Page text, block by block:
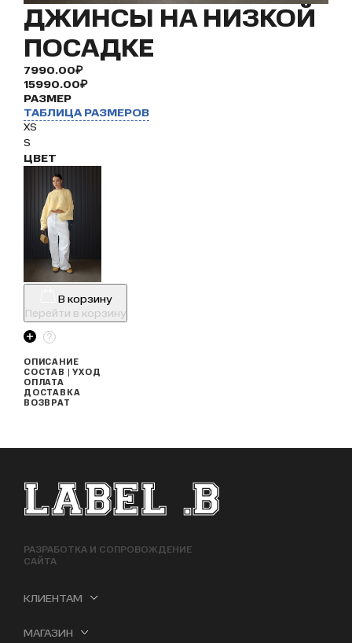
ДЖИНСЫ НА НИЗКОЙ
ПОСАДКЕ
7990.00₽
15990.00₽
РАЗМЕР
ТАБЛИЦА РАЗМЕРОВ
XS
S
ЦВЕТ
В корзину
Перейти в корзину
ОПИСАНИЕ
СОСТАВ | УХОД
ОПЛАТА
ДОСТАВКА
ВОЗВРАТ
ФУТЕР САЙТА
РАЗРАБОТКА И СОПРОВОЖДЕНИЕ
САЙТА
КЛИЕНТАМ
МАГАЗИН